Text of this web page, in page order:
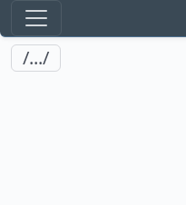
/.../